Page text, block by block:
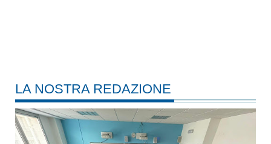
LA NOSTRA REDAZIONE